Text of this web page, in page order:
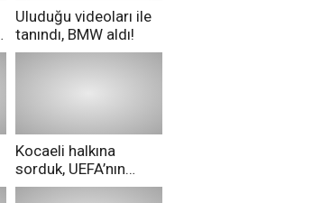
Uluduğu videoları ile
tanındı, BMW aldı!
Kocaeli halkına
sorduk, UEFA’nın
Merih Demiral kararı